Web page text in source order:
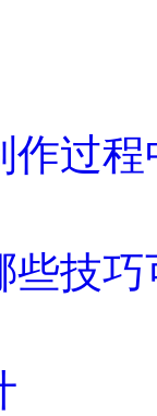
作过
些技